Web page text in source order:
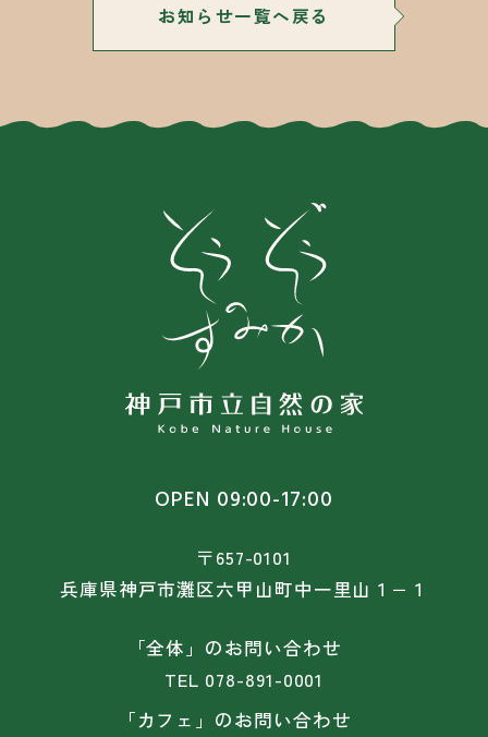
お知らせ一覧へ戻る
OPEN 09:00-17:00
〒657-0101
兵庫県神戸市灘区六甲山町中一里山１−１
「全体」のお問い合わせ
TEL 078-891-0001
「カフェ」のお問い合わせ